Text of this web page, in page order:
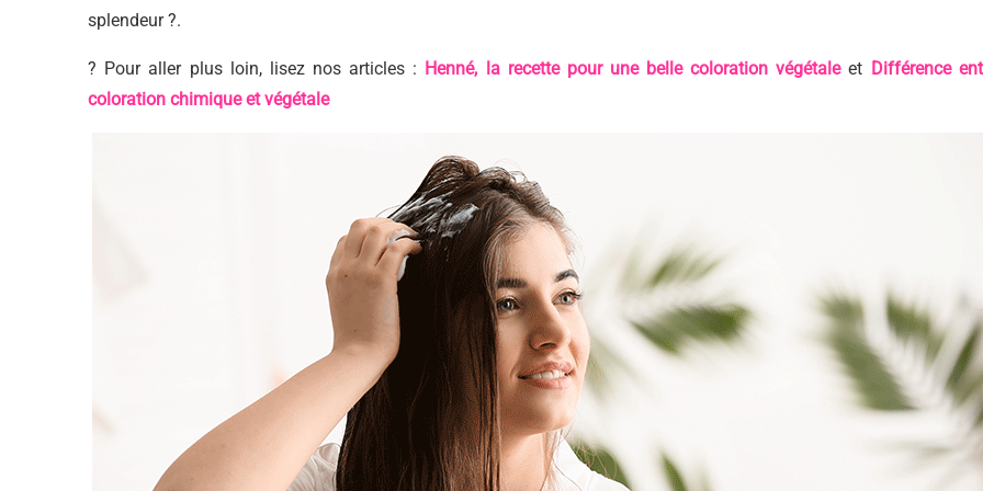
splendeur ?.
? Pour aller plus loin, lisez nos articles : Henné, la recette pour une belle coloration végétaleet Différence
coloration chimique et végétale